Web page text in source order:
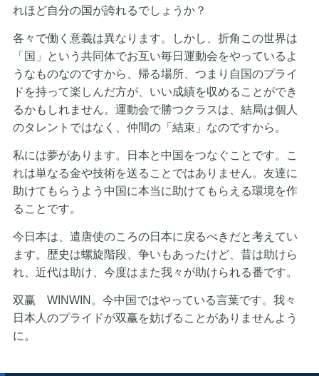
れほど自分の国が誇れるでしょうか？
各々で働く意義は異なります。しかし、折角この世界は
「国」という共同体でお互い毎日運動会をやっているよ
うなものなのですから、帰る場所、つまり自国のプライ
ドを持って楽しんだ方が、いい成績を収めることができ
るかもしれません。運動会で勝つクラスは、結局は個人
のタレントではなく、仲間の「結束」なのですから。
私には夢があります。日本と中国をつなぐことです。こ
れは単なる金や技術を送ることではありません。友達に
助けてもらうよう中国に本当に助けてもらえる環境を作
ることです。
今日本は、遣唐使のころの日本に戻るべきだと考えてい
ます。歴史は螺旋階段、争いもあったけど、昔は助けら
れ、近代は助け、今度はまた我々が助けられる番です。
双赢 WINWIN。今中国ではやっている言葉です。我々
日本人のプライドが双赢を妨げることがありませんよう
に。